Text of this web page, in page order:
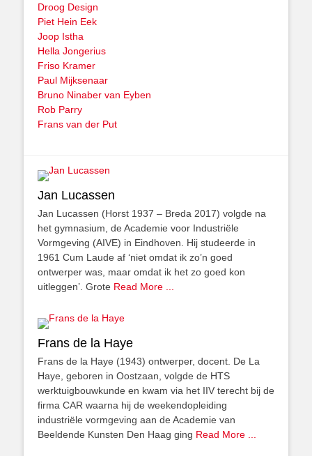
Droog Design
Piet Hein Eek
Joop Istha
Hella Jongerius
Friso Kramer
Paul Mijksenaar
Bruno Ninaber van Eyben
Rob Parry
Frans van der Put
Jan Lucassen
Jan Lucassen (Horst 1937 – Breda 2017) volgde na
het gymnasium, de Academie voor Industriële
Vormgeving (AIVE) in Eindhoven. Hij studeerde in
1961 Cum Laude af ‘niet omdat ik zo’n goed
ontwerper was, maar omdat ik het zo goed kon
uitleggen’. Grote Read More ...
Frans de la Haye
Frans de la Haye (1943) ontwerper, docent. De La
Haye, geboren in Oostzaan, volgde de HTS
werktuigbouwkunde en kwam via het IIV terecht bij de
firma CAR waarna hij de weekendopleiding
industriële vormgeving aan de Academie van
Beeldende Kunsten Den Haag ging Read More ...